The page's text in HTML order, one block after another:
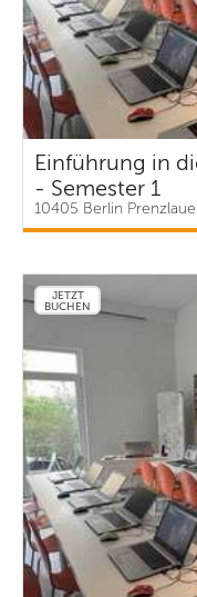
Einführung in
- Semester 1
10405 Berlin
JETZT
BUCHEN